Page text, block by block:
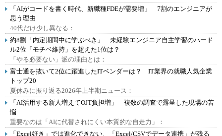
「AIがコードを書く時代、新職種FDEが需要増」 7割のエンジニアが
思う理由
40代だけ少し異なる：
約8割「内定期間中に学ぶべき」 未経験エンジニア自主学習のハード
ル2位「モチベ維持」を超えた1位は？
「やる必要ない」派の理由とは：
富士通を抜いて2位に躍進したITベンダーは？ IT業界の就職人気企業
トップ20
夏休みに振り返る2026年上半期ニュース：
「AI活用する新人増えてOJT負担増」 複数の調査で露呈した現場の苦
悩
重要なのは「AIに代替されにくい本質的な自走力」：
「Excel好き」では進化できない、「Excel/CSVでデータ連携」が残る